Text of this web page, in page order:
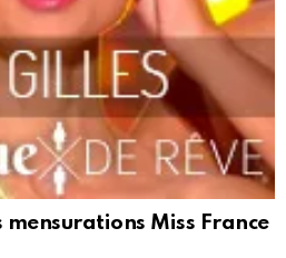
Miss France